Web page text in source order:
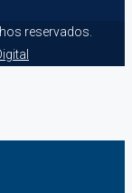
reservados.